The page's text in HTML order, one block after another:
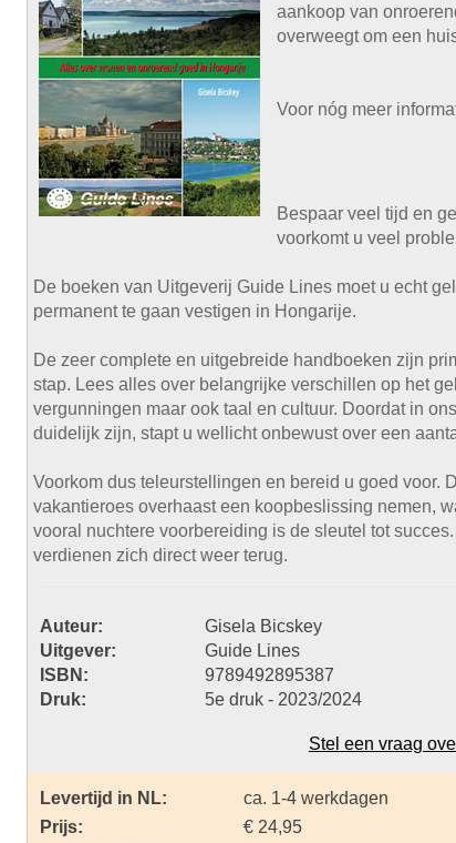
aankoop van
overweegt om een
Voor nóg meer
Bespaar veel tijd en
voorkomt u veel
De boeken van Uitgeverij Guide Lines moet u echt
permanent te gaan vestigen in Hongarije.
De zeer complete en uitgebreide handboeken zijn
stap. Lees alles over belangrijke verschillen op het
vergunningen maar ook taal en cultuur. Doordat in
duidelijk zijn, stapt u wellicht onbewust over een
Voorkom dus teleurstellingen en bereid u goed voor.
vakantieroes overhaast een koopbeslissing nemen,
vooral nuchtere voorbereiding is de sleutel tot
verdienen zich direct weer terug.
Auteur: Gisela Bicskey
Uitgever:
Guide Lines
ISBN:
9789492895387
Druk:
5e druk - 2023/2024
Stel een vraag
Levertijd in NL:
ca. 1-4 werkdagen
Prijs:
€ 24,95